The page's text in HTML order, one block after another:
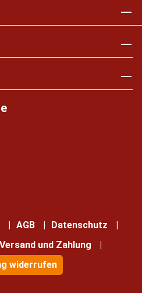
AGB
Datenschutz
Versand und Zahlung
widerrufen